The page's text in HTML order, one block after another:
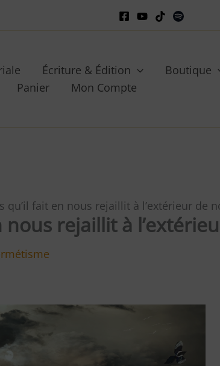
Écriture & Édition Boutique
Panier Mon Compte
qu’il fait en nous rejaillit à l’extérieur de
nous rejaillit à